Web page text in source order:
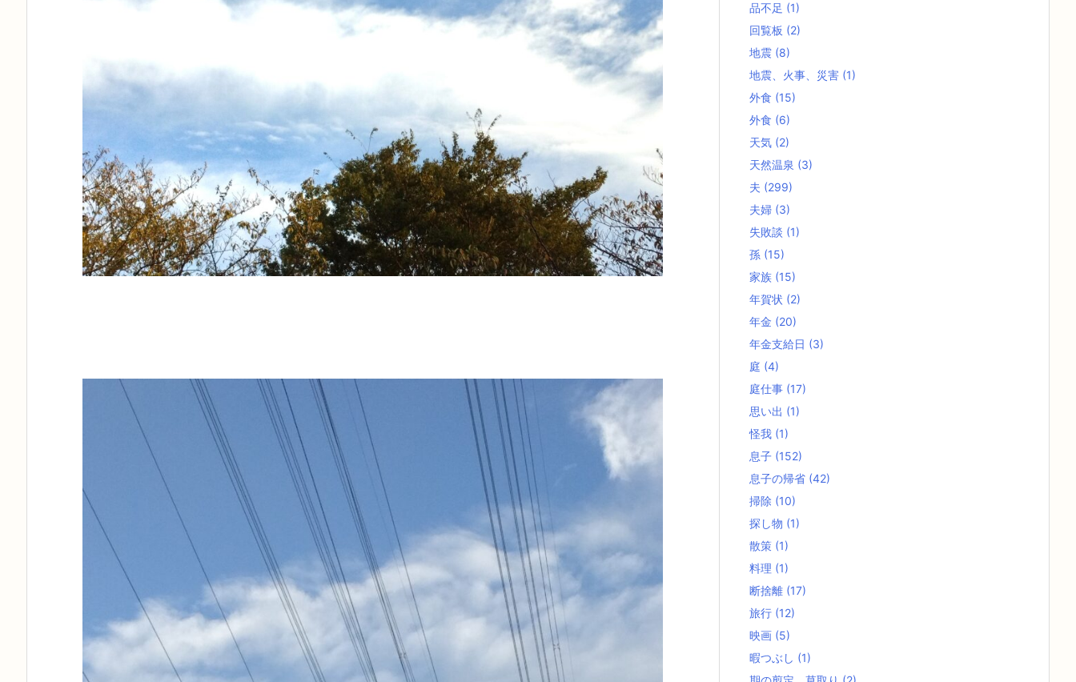
品不足 (1)
回覧板 (2)
地震 (8)
地震、火事、災害 (1)
外食 (15)
外食 (6)
天気 (2)
天然温泉 (3)
夫 (299)
夫婦 (3)
失敗談 (1)
孫 (15)
家族 (15)
年賀状 (2)
年金 (20)
年金支給日 (3)
庭 (4)
庭仕事 (17)
思い出 (1)
怪我 (1)
息子 (152)
息子の帰省 (42)
掃除 (10)
探し物 (1)
散策 (1)
料理 (1)
断捨離 (17)
旅行 (12)
映画 (5)
暇つぶし (1)